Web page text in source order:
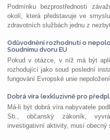
Podmínku bezprostřednosti
okolí, která představuje ve
zdravotních službách jednu z
Odůvodnění rozhodnutí o
Soudnímu dvoru EU
Pokud v otázce, v níž má být
rozhodující jako soud poslední
fungování Evropské unie
Dobrá víra (exkluzivně pro
Má-li být dobrá víra nabyvatele
Sb., občanský zákoník,
investigativní aktivity, musí obecný